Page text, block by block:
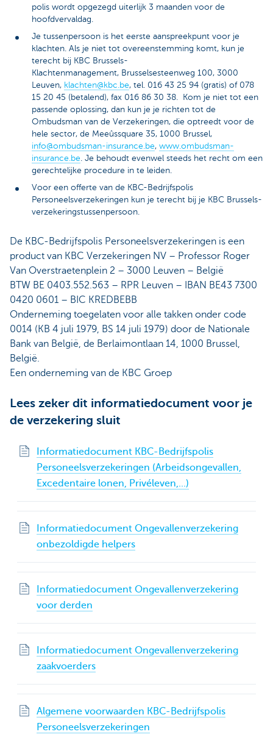
polis wordt opgezegd uiterlijk 3 maanden voor de
hoofdvervaldag.
Je tussenpersoon is het eerste aanspreekpunt voor je
klachten. Als je niet tot overeenstemming komt, kun je
terecht bij KBC Brussels-
Klachtenmanagement, Brusselsesteenweg 100, 3000
Leuven, klachten@kbc.be, tel. 016 43 25 94 (gratis) of 078
15 20 45 (betalend), fax 016 86 30 38. Kom je niet tot een
passende oplossing, dan kun je je richten tot de
Ombudsman van de Verzekeringen, die optreedt voor de
hele sector, de Meeûssquare 35, 1000 Brussel,
info@ombudsman-insurance.be, www.ombudsman-
insurance.be . Je behoudt evenwel steeds het recht om een
gerechtelijke procedure in te leiden.
Voor een offerte van de KBC-Bedrijfspolis
Personeelsverzekeringen kun je terecht bij je KBC Brussels-
verzekeringstussenpersoon.
De KBC-Bedrijfspolis Personeelsverzekeringen is een
product van KBC Verzekeringen NV – Professor Roger
Van Overstraetenplein 2 – 3000 Leuven – België
BTW BE 0403.552.563 – RPR Leuven – IBAN BE43 7300
0420 0601 – BIC KREDBEBB
Onderneming toegelaten voor alle takken onder code
0014 (KB 4 juli 1979, BS 14 juli 1979) door de Nationale
Bank van België, de Berlaimontlaan 14, 1000 Brussel,
België.
Een onderneming van de KBC Groep
Lees zeker dit informatiedocument voor je
de verzekering sluit
Informatiedocument KBC-Bedrijfspolis
Personeelsverzekeringen (Arbeidsongevallen,
Excedentaire lonen, Privéleven,...)
Informatiedocument Ongevallenverzekering
onbezoldigde helpers
Informatiedocument Ongevallenverzekering
voor derden
Informatiedocument Ongevallenverzekering
zaakvoerders
Algemene voorwaarden KBC-Bedrijfspolis
Personeelsverzekeringen